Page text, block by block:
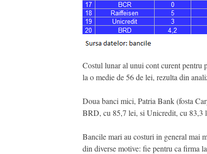
Costul lunar al unui cont curent pentru
la o medie de 56 de lei, rezulta din
Doua banci mici, Patria Bank (fosta
BRD, cu 85,7 lei, si Unicredit, cu 83,3
Bancile mari au costuri in general mai
din diverse motive: fie pentru ca firma